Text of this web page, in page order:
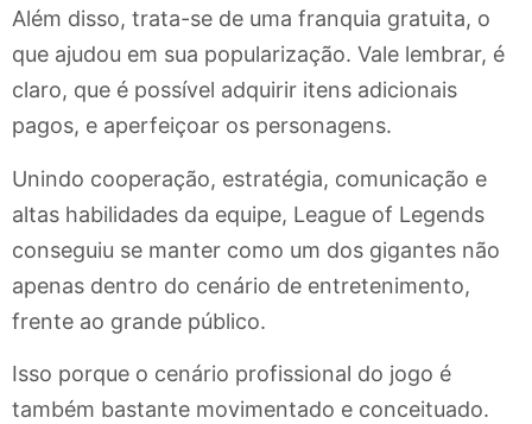
Além disso, trata-se de uma franquia gratuita, o
que ajudou em sua popularização. Vale lembrar, é
claro, que é possível adquirir itens adicionais
pagos, e aperfeiçoar os personagens.
Unindo cooperação, estratégia, comunicação e
altas habilidades da equipe, League of Legends
conseguiu se manter como um dos gigantes não
apenas dentro do cenário de entretenimento,
frente ao grande público.
Isso porque o cenário profissional do jogo é
também bastante movimentado e conceituado.